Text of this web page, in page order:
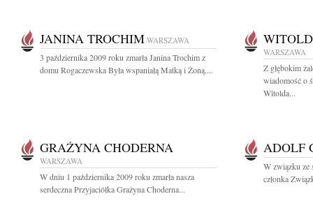
JANINA TROCHIM WARSZAWA
3 października 2009 roku zmarła Janina Trochim z
domu Rogaczewska Była wspaniałą Matką i Żoną,...
WARSZAWA
Z głębokim
wiadomość o
Witolda...
GRAŻYNA CHODERNA
WARSZAWA
W dniu 1 października 2009 roku zmarła nasza
serdeczna Przyjaciółka Grażyna Choderna...
ADOLF
W związku ze
członka